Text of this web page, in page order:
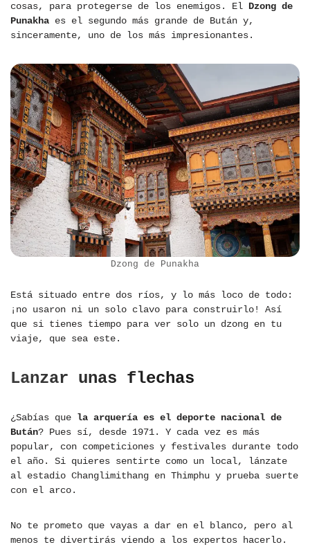
cosas, para protegerse de los enemigos. El Dzong de
Punakha es el segundo más grande de Bután y,
sinceramente, uno de los más impresionantes.
Dzong de Punakha
Está situado entre dos ríos, y lo más loco de todo:
¡no usaron ni un solo clavo para construirlo! Así
que si tienes tiempo para ver solo un dzong en tu
viaje, que sea este.
Lanzar unas flechas
¿Sabías que la arquería es el deporte nacional de
Bután? Pues sí, desde 1971. Y cada vez es más
popular, con competiciones y festivales durante todo
el año. Si quieres sentirte como un local, lánzate
al estadio Changlimithang en Thimphu y prueba suerte
con el arco.
No te prometo que vayas a dar en el blanco, pero al
menos te divertirás viendo a los expertos hacerlo.